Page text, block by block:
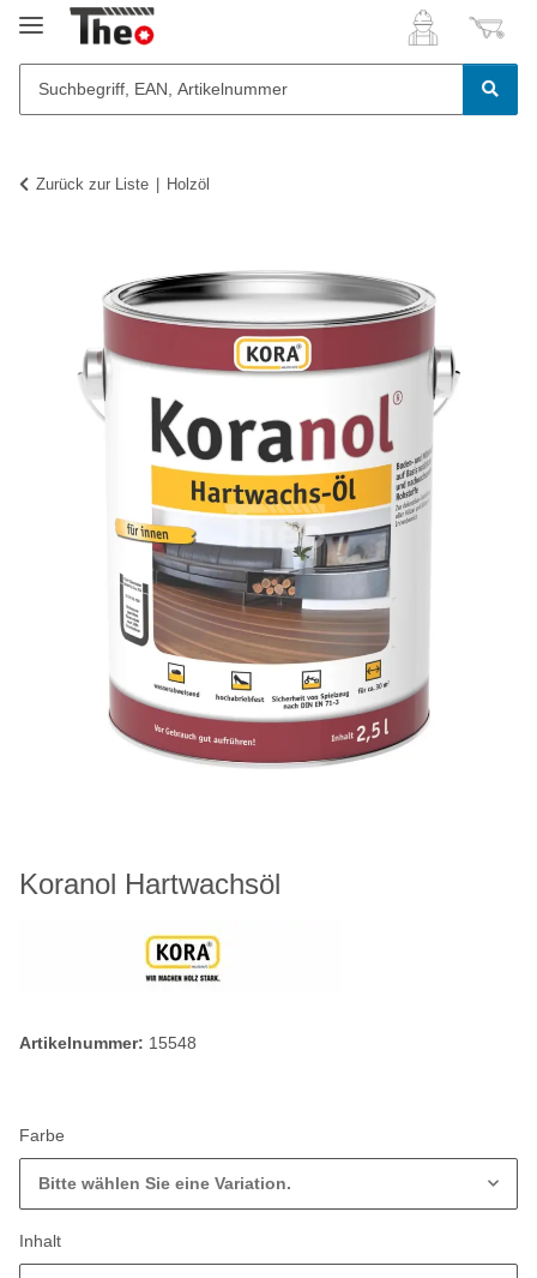
Zurück zur Liste Holzöl
Koranol Hartwachsöl
Artikelnummer: 15548
Farbe
Bitte wählen Sie eine Variation.
Inhalt